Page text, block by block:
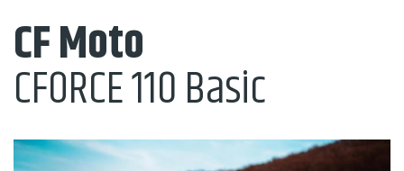
CF Moto
CFORCE 110 Basic